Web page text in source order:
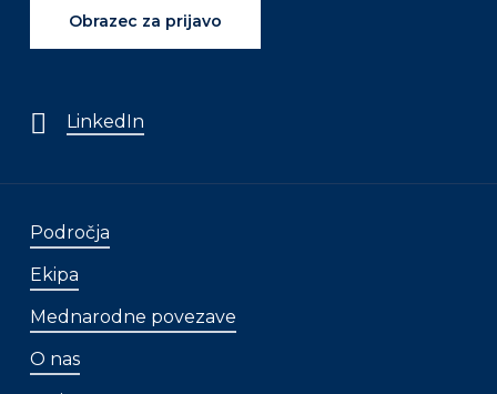
Obrazec za prijavo
LinkedIn
Področja
Ekipa
Mednarodne povezave
O nas